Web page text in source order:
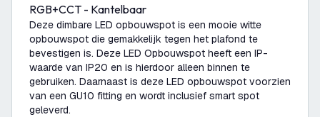
RGB+CCT - Kantelbaar
Deze dimbare LED opbouwspot is een mooie witte
opbouwspot die gemakkelijk tegen het plafond te
bevestigen is. Deze LED Opbouwspot heeft een IP-
waarde van IP20 en is hierdoor alleen binnen te
gebruiken. Daarnaast is deze LED opbouwspot voorzien
van een GU10 fitting en wordt inclusief smart spot
geleverd.